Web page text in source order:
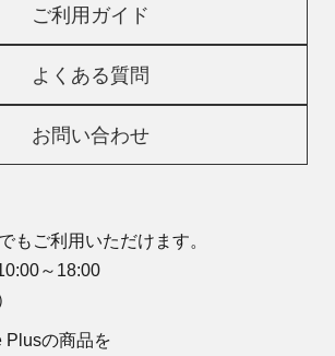
ご利用ガイド
よくある質問
お問い合わせ
もご利用いただけます。
～18:00
Plusの商品を